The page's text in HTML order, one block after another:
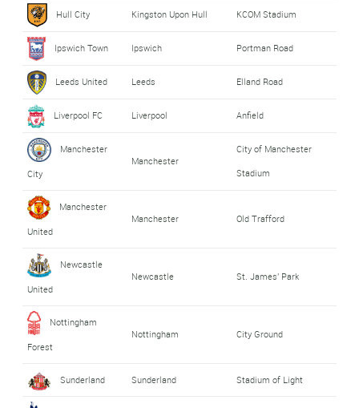
Hull City Kingston Upon Hull KCOM Stadium
Ipswich Town Ipswich Portman Road
Leeds United Leeds Elland Road
Liverpool FC Liverpool Anfield
Manchester
City
Manchester
City of Manchester
Stadium
Manchester
United
Manchester Old Trafford
Newcastle
United
Newcastle St. James' Park
Nottingham
Forest
Nottingham City Ground
Sunderland Sunderland Stadium of Light